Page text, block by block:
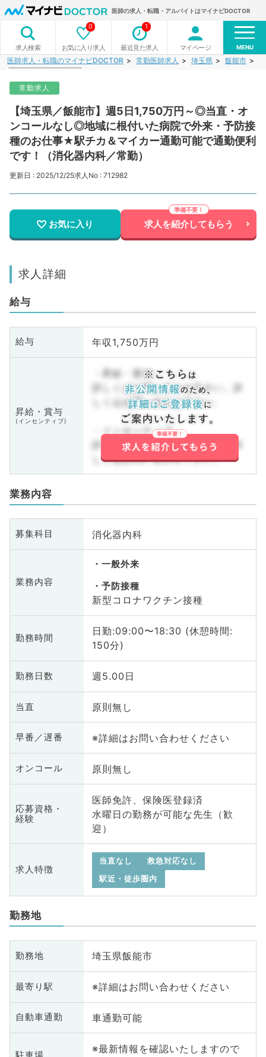
医師の求人・転職・アルバイトはマイナビDOCTOR
求人検索 お気に入り求人
0
最近見た求人
1
マイページ MENU
医師求人・転職のマイナビDOCTOR 常勤医師求人 埼玉県 飯能市
常勤求人
【埼玉県／飯能市】週5日1,750万円～◎当直・オ
ンコールなし◎地域に根付いた病院で外来・予防接
種のお仕事★駅チカ＆マイカー通勤可能で通勤便利
です！（消化器内科／常勤）
更新日 : 2025/12/25求人No : 712982
お気に入り 求人を紹介してもらう
求人詳細
給与
給与 年収1,750万円
昇給・賞与
(インセンティブ)
・昇給・賞与
詳しくはお問い合わせ下さい。詳
しくはお問い合わせ下さい。
・インセンティブ
詳しくはお問い合わせ下さい。詳
しくはお問い合わせ下さい。
業務内容
募集科目 消化器内科
業務内容
一般外来
予防接種
新型コロナワクチン接種
勤務時間
日勤:09:00〜18:30 (休憩時間:
150分)
勤務日数 週5.00日
当直 原則無し
早番／遅番 ※詳細はお問い合わせください
オンコール 原則無し
応募資格・
経験
医師免許、保険医登録済
水曜日の勤務が可能な先生（歓
迎）
求人特徴
当直なし
救急対応なし
駅近・徒歩圏内
勤務地
勤務地 埼玉県飯能市
最寄り駅 ※詳細はお問い合わせください
自動車通勤 車通勤可能
※最新情報を確認いたしますので